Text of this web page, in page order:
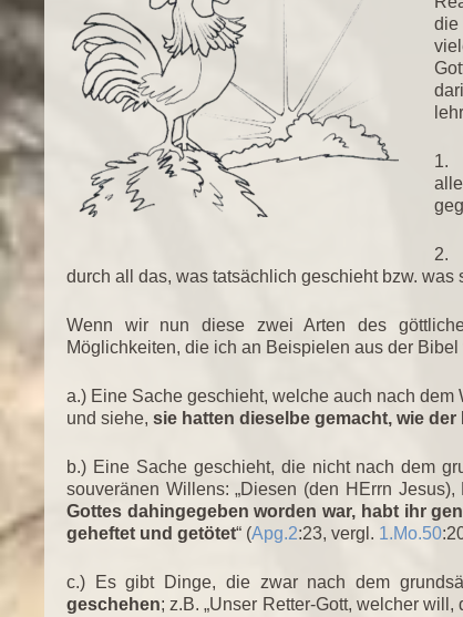
die
durch all das, was tatsächlich geschieht bzw. was
Wenn wir nun diese zwei Arten des
Möglichkeiten, die ich an Beispielen aus der
a.) Eine Sache geschieht, welche auch nach dem
und siehe, sie hatten dieselbe gemacht, wie
b.) Eine Sache geschieht, die nicht nach dem
souveränen Willens: „Diesen (den HErrn Jesus),
Gottes dahingegeben worden war, habt ihr
geheftet und getötet“ (Apg.2:23, vergl. 1.Mo.50
c.) Es gibt Dinge, die zwar nach dem
geschehen; z.B. „Unser Retter-Gott, welcher